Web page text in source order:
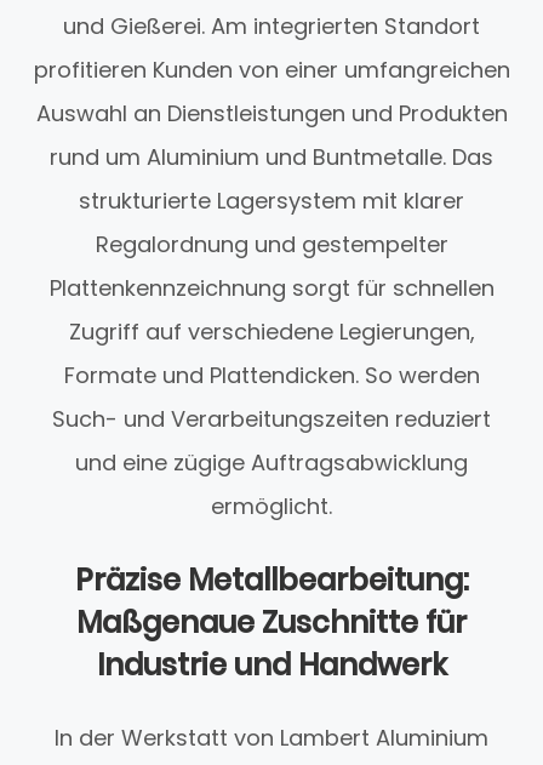
und Gießerei. Am integrierten Standort
profitieren Kunden von einer umfangreichen
Auswahl an Dienstleistungen und Produkten
rund um Aluminium und Buntmetalle. Das
strukturierte Lagersystem mit klarer
Regalordnung und gestempelter
Plattenkennzeichnung sorgt für schnellen
Zugriff auf verschiedene Legierungen,
Formate und Plattendicken. So werden
Such- und Verarbeitungszeiten reduziert
und eine zügige Auftragsabwicklung
ermöglicht.
Präzise Metallbearbeitung:
Maßgenaue Zuschnitte für
Industrie und Handwerk
In der Werkstatt von Lambert Aluminium